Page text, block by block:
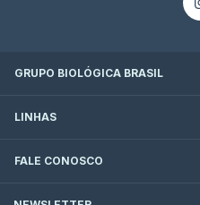
GRUPO BIOLÓGICA BRASIL
LINHAS
FALE CONOSCO